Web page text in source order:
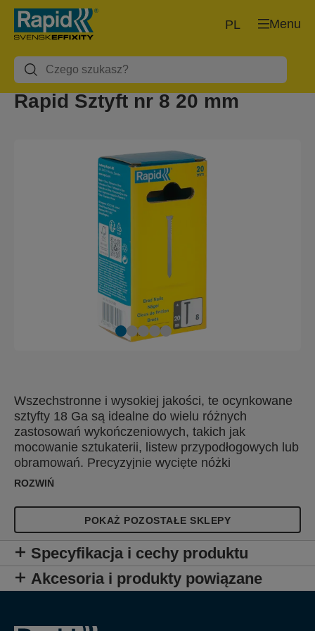
Menu
PL
Rapid Sztyft nr 8 20 mm
Wszechstronne i wysokiej jakości, te ocynkowane
sztyfty 18 Ga są idealne do wielu różnych
zastosowań wykończeniowych, takich jak
mocowanie sztukaterii, listew przypodłogowych lub
obramowań. Precyzyjnie wycięte nóżki
optymalizują penetrację materiału.
ROZWIŃ
POKAŻ POZOSTAŁE SKLEPY
Specyfikacja i cechy produktu
Akcesoria i produkty powiązane